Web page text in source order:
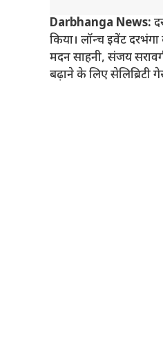
Darbhanga News:
किया। लॉन्च इवेंट
मदन साहनी, संजय
बढ़ाने के लिए सेलिब्रिटी